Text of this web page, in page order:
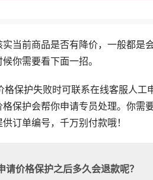
实当前商品是否有降价，一般都是
你需要看下面一招。
格保护失败时可联系在线客服人工
格保护会帮你申请专员处理。你需
订单编号，千万别付款哦！
请价格保护之后多久会退款呢？